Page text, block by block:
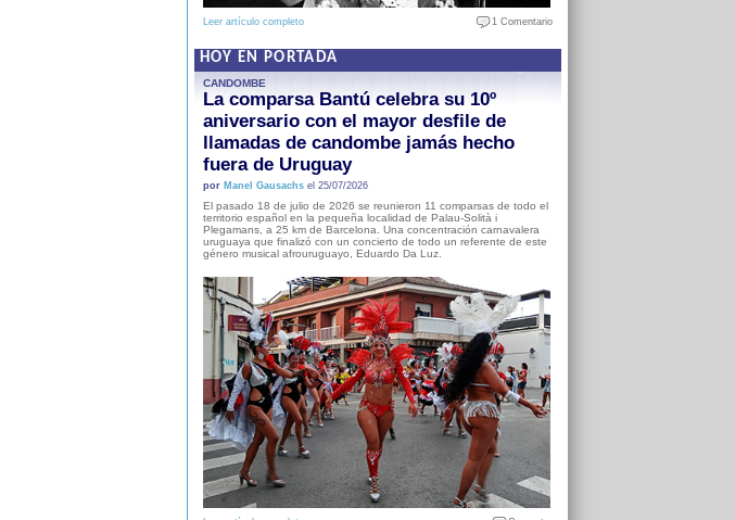
Leer artículo completo 1 Comentario
HOY EN PORTADA
CANDOMBE
La comparsa Bantú celebra su 10º
aniversario con el mayor desfile de
llamadas de candombe jamás hecho
fuera de Uruguay
por Manel Gausachsel 25/07/2026
El pasado 18 de julio de 2026 se reunieron 11 comparsas de todo el
territorio español en la pequeña localidad de Palau-Solità i
Plegamans, a 25 km de Barcelona. Una concentración carnavalera
uruguaya que finalizó con un concierto de todo un referente de este
género musical afrouruguayo, Eduardo Da Luz.